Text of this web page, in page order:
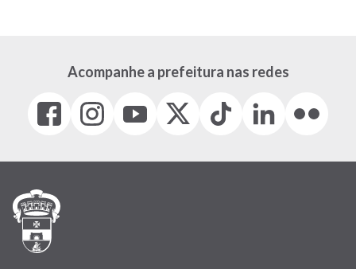
Acompanhe a prefeitura nas redes
Facebook
(link
em
janela)
Instagram
(link
em
(link
em
(Antigo
(link
Tiktok
(link
em
LinkedIn
(link
em
(link
em